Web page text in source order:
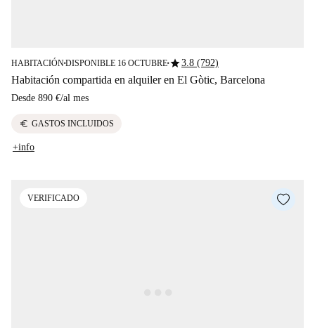
HABITACIÓN■DISPONIBLE 16 OCTUBRE■star3.8 (792)
Habitación compartida en alquiler en El Gòtic, Barcelona
Desde 890 €/al mes
euro GASTOS INCLUIDOS
+info
VERIFICADO